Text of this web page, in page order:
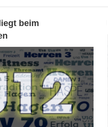
beim